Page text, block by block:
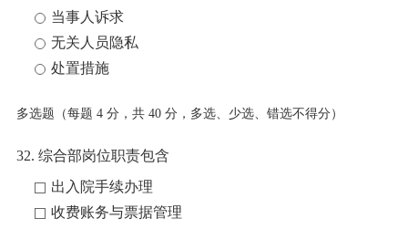
当事人诉求
无关人员隐私
处置措施
多选题（每题 4 分，共 40 分，多选、少选、错选不得分）
32. 综合部岗位职责包含
出入院手续办理
收费账务与票据管理